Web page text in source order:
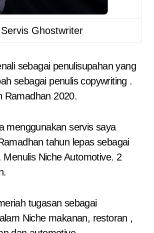
Servis Ghostwriter
sebagai penulisupahan yang
sebagai penulis copywriting .
Ramadhan 2020.
menggunakan servis saya
tahun lepas sebagai
Niche Automotive. 2
tugasan sebagai
Niche makanan, restoran ,